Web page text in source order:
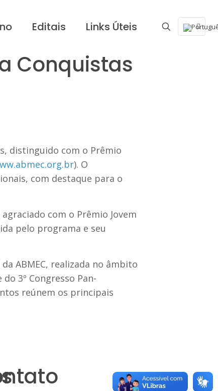
Editais Links Úteis
Conquistas
distinguido com o Prêmio
). O
com destaque para o
com o Prêmio Jovem
pelo programa e seu
ABMEC, realizada no âmbito
3º Congresso Pan-
reúnem os principais